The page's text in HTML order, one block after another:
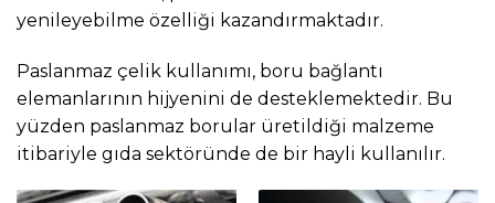
yenileyebilme özelliği kazandırmaktadır.
Paslanmaz çelik kullanımı, boru bağlantı
elemanlarının hijyenini de desteklemektedir. Bu
yüzden paslanmaz borular üretildiği malzeme
itibariyle gıda sektöründe de bir hayli kullanılır.